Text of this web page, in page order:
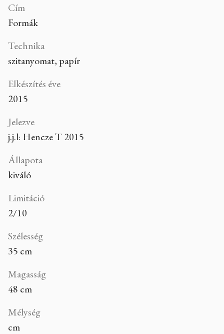
Cím
Formák
Technika
szitanyomat, papír
Elkészítés éve
2015
Jelezve
j.j.l: Hencze T 2015
Állapota
kiváló
Limitáció
2/10
Szélesség
35 cm
Magasság
48 cm
Mélység
cm